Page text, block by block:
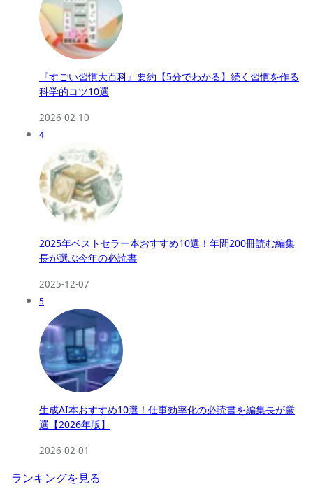
『すごい習慣大百科』要約【5分でわかる】続く習慣を作る
科学的コツ10選
2026-02-10
4
2025年ベストセラー本おすすめ10選！年間200冊読む編集
長が選ぶ今年の必読書
2025-12-07
5
生成AI本おすすめ10選！仕事効率化の必読書を編集長が厳
選【2026年版】
2026-02-01
ランキングを見る